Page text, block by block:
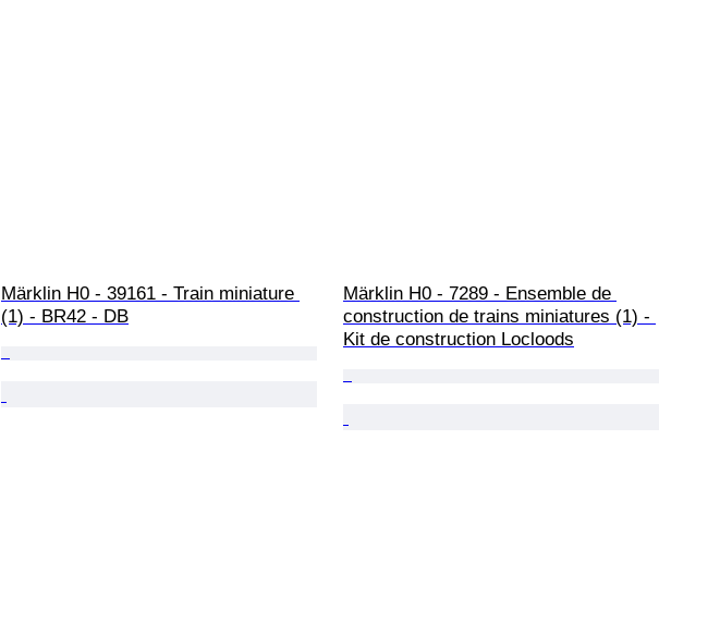
Märklin H0 - 39161 - Train miniature
(1) - BR42 - DB
Märklin H0 - 7289 - Ensemble de
construction de trains miniatures (1) -
Kit de construction Locloods